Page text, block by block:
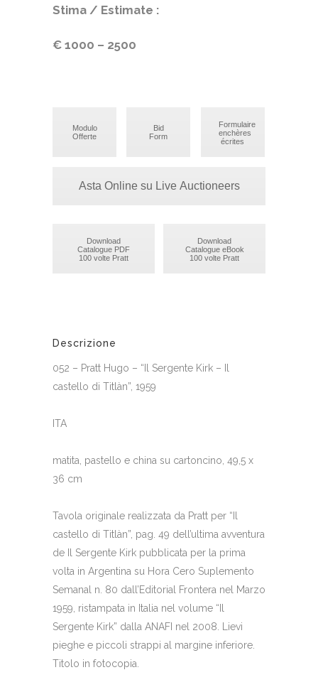
Stima / Estimate :
€ 1000 – 2500
Modulo
Offerte
Bid
Form
Formulaire
enchères
écrites
Asta Online su Live Auctioneers
Download
Catalogue PDF
100 volte Pratt
Download
Catalogue eBook
100 volte Pratt
Descrizione
052 – Pratt Hugo – “Il Sergente Kirk – Il
castello di Titlàn”, 1959
ITA
matita, pastello e china su cartoncino, 49,5 x
36 cm
Tavola originale realizzata da Pratt per “Il
castello di Titlàn”, pag. 49 dell’ultima avventura
de Il Sergente Kirk pubblicata per la prima
volta in Argentina su Hora Cero Suplemento
Semanal n. 80 dall’Editorial Frontera nel Marzo
1959, ristampata in Italia nel volume “Il
Sergente Kirk” dalla ANAFI nel 2008. Lievi
pieghe e piccoli strappi al margine inferiore.
Titolo in fotocopia.